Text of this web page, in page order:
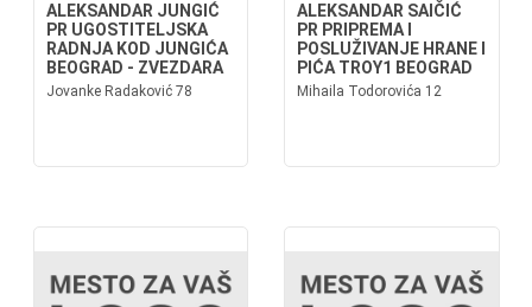
ALEKSANDAR JUNGIĆ
PR UGOSTITELJSKA
RADNJA KOD JUNGIĆA
BEOGRAD - ZVEZDARA
Jovanke Radaković 78
ALEKSANDAR SAIČIĆ
PR PRIPREMA I
POSLUŽIVANJE HRANE I
PIĆA TROY1 BEOGRAD
Mihaila Todorovića 12